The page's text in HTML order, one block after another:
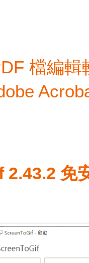
檔編
免